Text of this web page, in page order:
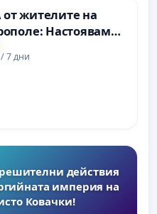
жителите на
Настояваме
от “Елаците-
държавата, че ще
7 дни
действия
империя на
Ковачки!